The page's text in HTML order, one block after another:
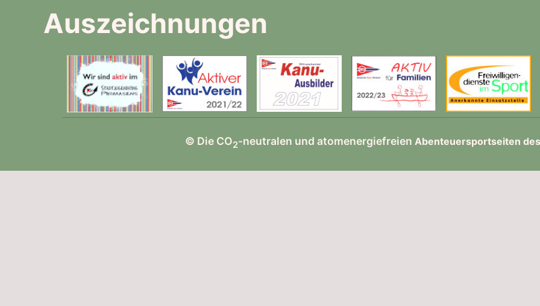
Auszeichnungen
© Die CO2-neutralen und atomenergiefreien Abenteuersportseiten